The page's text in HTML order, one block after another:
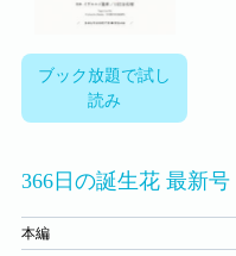
ブック放題で試し
読み
366日の誕生花 最新
本編